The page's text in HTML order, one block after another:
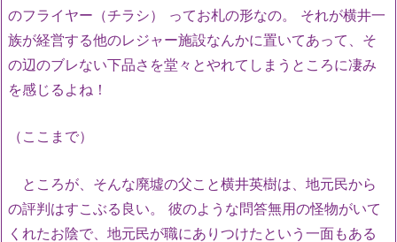
のフライヤー（チラシ） ってお札の形なの。 それが横井一
族が経営する他のレジャー施設なんかに置いてあって、そ
の辺のブレない下品さを堂々とやれてしまうところに凄み
を感じるよね！
（ここまで）
ところが、そんな廃墟の父こと横井英樹は、地元民から
の評判はすこぶる良い。 彼のような問答無用の怪物がいて
くれたお陰で、地元民が職にありつけたという一面もある